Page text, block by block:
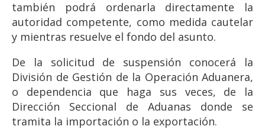
también podrá ordenarla directamente la
autoridad competente, como medida cautelar
y mientras resuelve el fondo del asunto.
De la solicitud de suspensión conocerá la
División de Gestión de la Operación Aduanera,
o dependencia que haga sus veces, de la
Dirección Seccional de Aduanas donde se
tramita la importación o la exportación.